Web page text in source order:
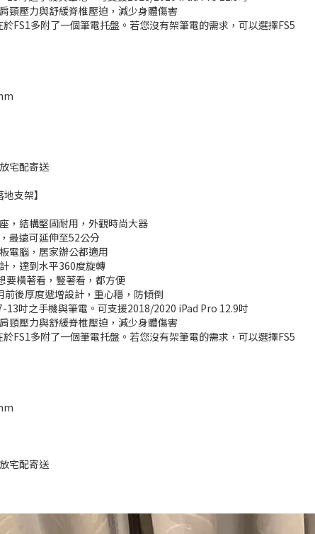
頸壓力與舒緩脊椎壓迫，減少身體傷害
FS1多附了一個筆電托盤。若您沒有架筆電的需求，可以選擇FS5
宅配寄送
支架】
，結構堅固耐用，外觀時尚大器
最遠可延伸至52公分
電腦，居家辦公都適用
，達到水平360度旋轉
要橫著看，豎著看，都方便
後厚度遞增設計，重心穩，防傾倒
13吋之手機與筆電。可支援2018/2020 iPad Pro 12.9吋
頸壓力與舒緩脊椎壓迫，減少身體傷害
FS1多附了一個筆電托盤。若您沒有架筆電的需求，可以選擇FS5
宅配寄送